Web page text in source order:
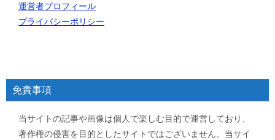
運営者プロフィール
プライバシーポリシー
免責事項
当サイトの記事や画像は個人で楽しむ目的で運営しており、
著作権の侵害を目的としたサイトではございません。当サイ